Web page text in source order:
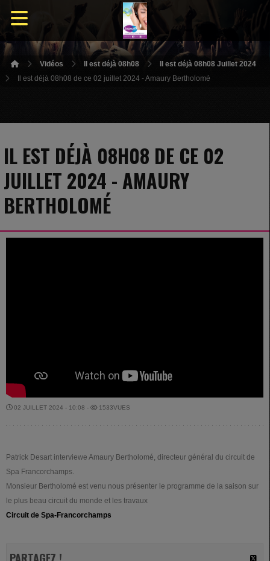
Vidéos Il est déjà 08h08
Il est déjà 08h08 Juillet 2024
Il est déjà 08h08 de ce 02 juillet 2024 - Amaury Bertholomé
IL EST DÉJÀ 08H08 DE CE 02
JUILLET 2024 - AMAURY
BERTHOLOMÉ
02 JUILLET 2024 - 10:08 - 1533VUES
Patrick Desart interviewe Amaury Bertholomé, directeur général du circuit de
Spa Francorchamps.
Monsieur Bertholomé est venu nous présenter le programme de la saison sur
le plus beau circuit du monde et les travaux
Circuit de Spa-Francorchamps